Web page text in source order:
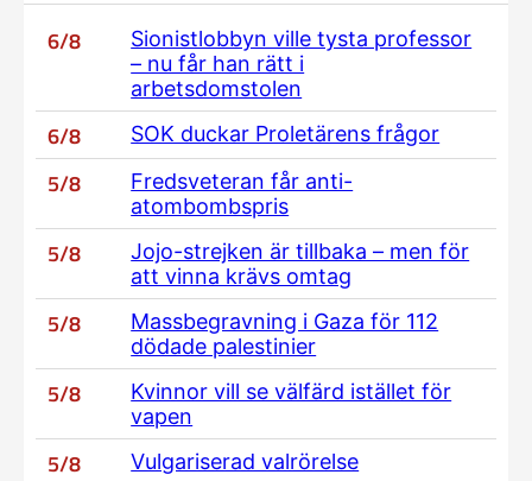
6/8
Sionistlobbyn ville tysta professor
– nu får han rätt i
arbetsdomstolen
6/8 SOK duckar Proletärens frågor
5/8
Fredsveteran får anti-
atombombspris
5/8
Jojo-strejken är tillbaka – men för
att vinna krävs omtag
5/8
Massbegravning i Gaza för 112
dödade palestinier
5/8
Kvinnor vill se välfärd istället för
vapen
5/8 Vulgariserad valrörelse